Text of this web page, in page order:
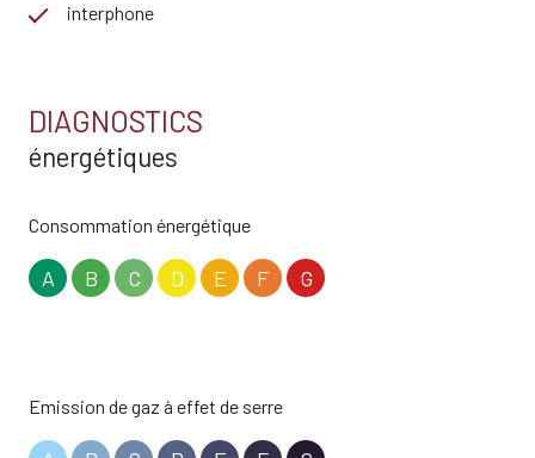
interphone
DIAGNOSTICS
énergétiques
Consommation énergétique
A B C D E F G
Emission de gaz à effet de serre